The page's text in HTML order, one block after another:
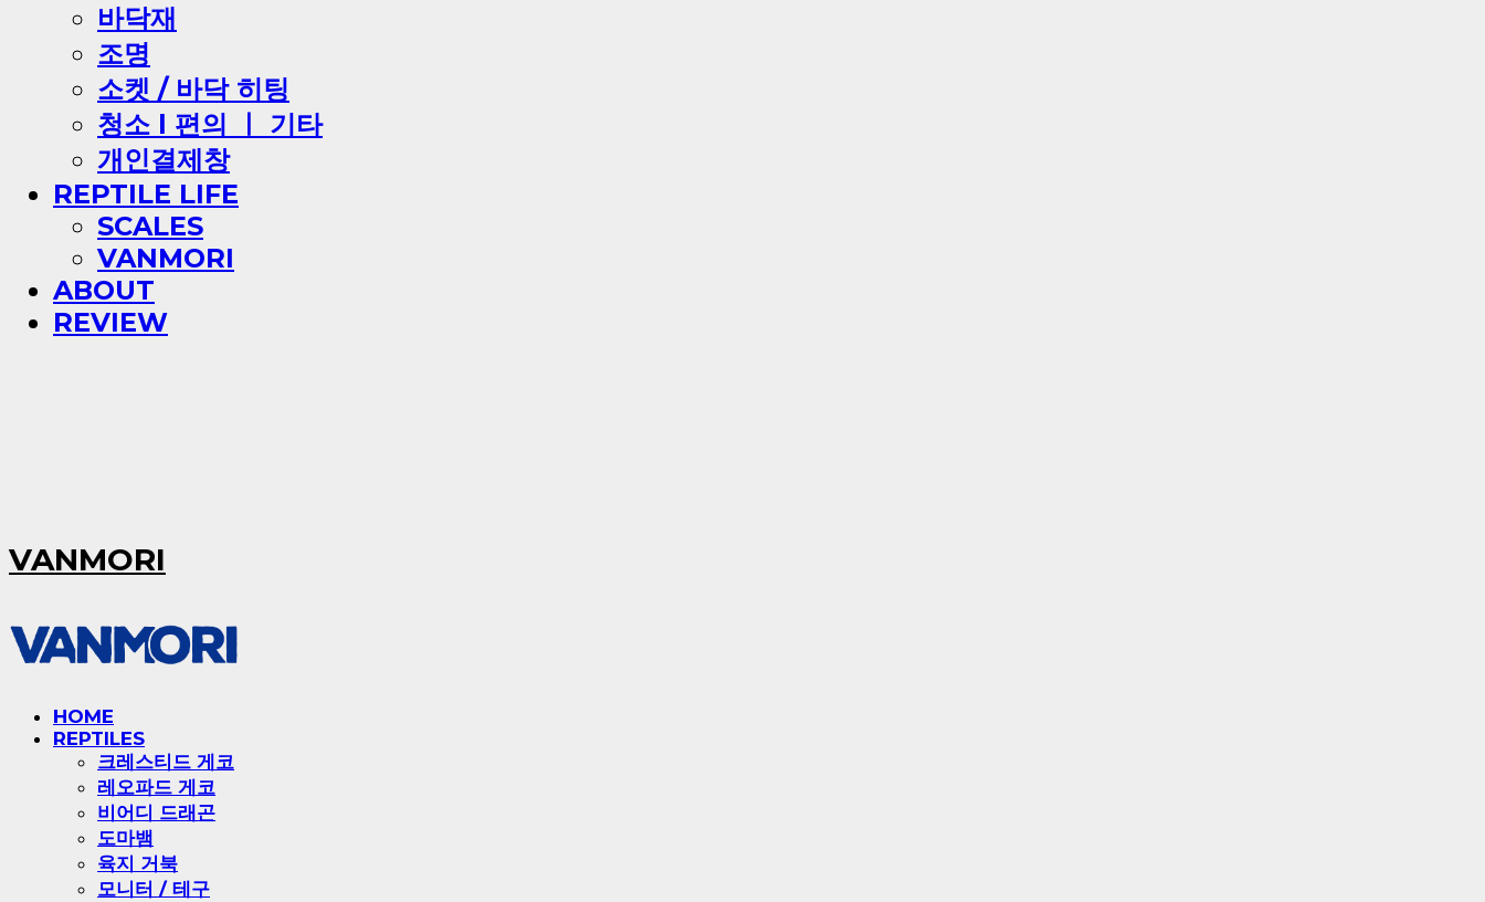
바닥재
조명
소켓 / 바닥 히팅
청소 l 편의 ㅣ 기타
개인결제창
REPTILE LIFE
SCALES
VANMORI
ABOUT
REVIEW
VANMORI
HOME
REPTILES
크레스티드 게코
레오파드 게코
비어디 드래곤
도마뱀
육지 거북
모니터 / 테구